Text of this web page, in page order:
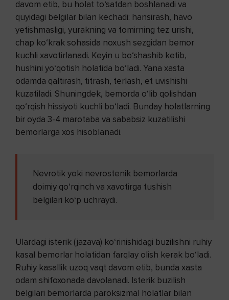
davom etib, bu holat to‘satdan boshlanadi va
quyidagi belgilar bilan kechadi: hansirash, havo
yetishmasligi, yurakning va tomirning tez urishi,
chap ko‘krak sohasida noxush sezgidan bemor
kuchli xavotirlanadi. Keyin u bo‘shashib ketib,
hushini yo‘qotish holatida bo‘ladi. Yana xasta
odamda qaltirash, titrash, terlash, et uvishishi
kuzatiladi. Shuningdek, bemorda o‘lib qolishdan
qo‘rqish hissiyoti kuchli bo‘ladi. Bunday holatlarning
bir oyda 3-4 marotaba va sababsiz kuzatilishi
bemorlarga xos hisoblanadi.
Nevrotik yoki nevrostenik bemorlarda
doimiy qo‘rqinch va xavotirga tushish
belgilari ko‘p uchraydi.
Ulardagi isterik (jazava) ko‘rinishidagi buzilishni ruhiy
kasal bemorlar holatidan farqlay olish kerak bo‘ladi.
Ruhiy kasallik uzoq vaqt davom etib, bunda xasta
odam shifoxonada davolanadi. Isterik buzilish
belgilari bemorlarda paroksizmal holatlar bilan